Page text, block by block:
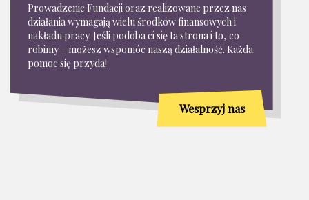
Prowadzenie Fundacji oraz realizowane przez nas
działania wymagają wielu środków finansowych i
nakładu pracy. Jeśli podoba ci się ta strona i to, co
robimy – możesz wspomóc naszą działalność. Każda
pomoc się przyda!
Wesprzyj nas